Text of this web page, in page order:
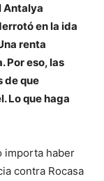
Antalya
en la ida
renta
Por eso, las
de que
Lo que haga
importa haber
contra Rocasa